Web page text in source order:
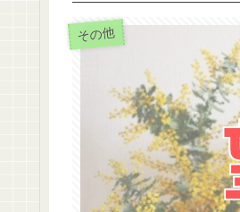
その他